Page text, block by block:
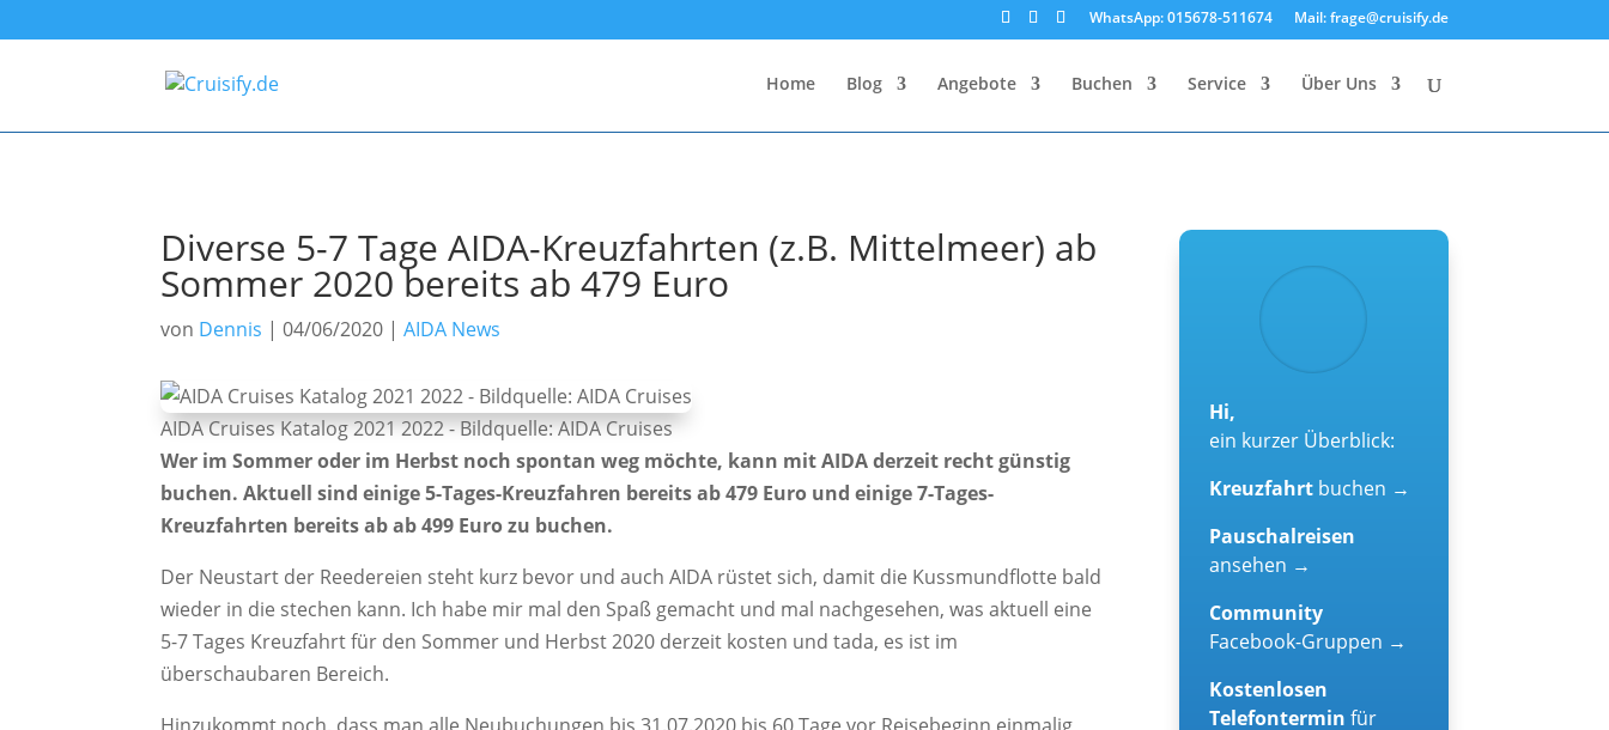
WhatsApp: 015678-511674 Mail: frage@cruisify.de
Home Blog Angebote Buchen Service Über Uns
Diverse 5-7 Tage AIDA-Kreuzfahrten (z.B. Mittelmeer) ab
Sommer 2020 bereits ab 479 Euro
von Dennis |04/06/2020 |AIDA News
AIDA Cruises Katalog 2021 2022 - Bildquelle: AIDA Cruises
Wer im Sommer oder im Herbst noch spontan weg möchte, kann mit AIDA derzeit recht günstig
buchen. Aktuell sind einige 5-Tages-Kreuzfahren bereits ab 479 Euro und einige 7-Tages-
Kreuzfahrten bereits ab ab 499 Euro zu buchen.
Der Neustart der Reedereien steht kurz bevor und auch AIDA rüstet sich, damit die Kussmundflotte bald
wieder in die stechen kann. Ich habe mir mal den Spaß gemacht und mal nachgesehen, was aktuell eine
5-7 Tages Kreuzfahrt für den Sommer und Herbst 2020 derzeit kosten und tada, es ist im
überschaubaren Bereich.
Hi,
ein kurzer Überblick:
Kreuzfahrt buchen →
Pauschalreisen
ansehen →
Community
Facebook-Gruppen →
Kostenlosen
Telefonterminfür